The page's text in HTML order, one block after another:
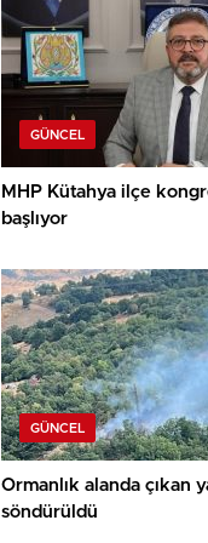
GÜNCEL
MHP Kütahya ilçe
başlıyor
GÜNCEL
Ormanlık alanda çıkan
söndürüldü